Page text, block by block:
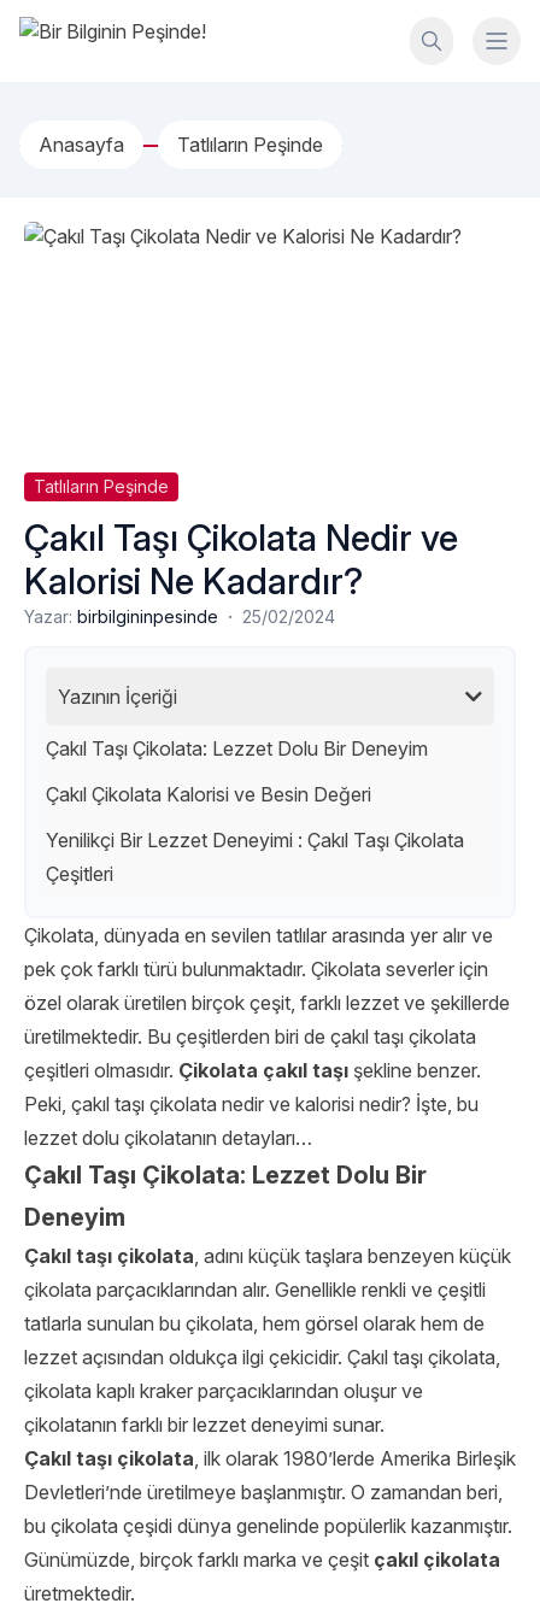
İçeriğe geç
Bir Bilginin Peşinde!
Anasayfa Tatlıların Peşinde
Tatlıların Peşinde
Çakıl Taşı Çikolata Nedir ve
Kalorisi Ne Kadardır?
Yazar: birbilgininpesinde · 25/02/2024
Yazının İçeriği
Çakıl Taşı Çikolata: Lezzet Dolu Bir Deneyim
Çakıl Çikolata Kalorisi ve Besin Değeri
Yenilikçi Bir Lezzet Deneyimi : Çakıl Taşı Çikolata
Çeşitleri
Çikolata, dünyada en sevilen tatlılar arasında yer alır ve
pek çok farklı türü bulunmaktadır. Çikolata severler için
özel olarak üretilen birçok çeşit, farklı lezzet ve şekillerde
üretilmektedir. Bu çeşitlerden biri de çakıl taşı çikolata
çeşitleri olmasıdır. Çikolata çakıl taşı şekline benzer.
Peki, çakıl taşı çikolata nedir ve kalorisi nedir? İşte, bu
lezzet dolu çikolatanın detayları…
Çakıl Taşı Çikolata: Lezzet Dolu Bir
Deneyim
Çakıl taşı çikolata, adını küçük taşlara benzeyen küçük
çikolata parçacıklarından alır. Genellikle renkli ve çeşitli
tatlarla sunulan bu çikolata, hem görsel olarak hem de
lezzet açısından oldukça ilgi çekicidir. Çakıl taşı çikolata,
çikolata kaplı kraker parçacıklarından oluşur ve
çikolatanın farklı bir lezzet deneyimi sunar.
Çakıl taşı çikolata, ilk olarak 1980’lerde Amerika Birleşik
Devletleri’nde üretilmeye başlanmıştır. O zamandan beri,
bu çikolata çeşidi dünya genelinde popülerlik kazanmıştır.
Günümüzde, birçok farklı marka ve çeşit çakıl çikolata
üretmektedir.